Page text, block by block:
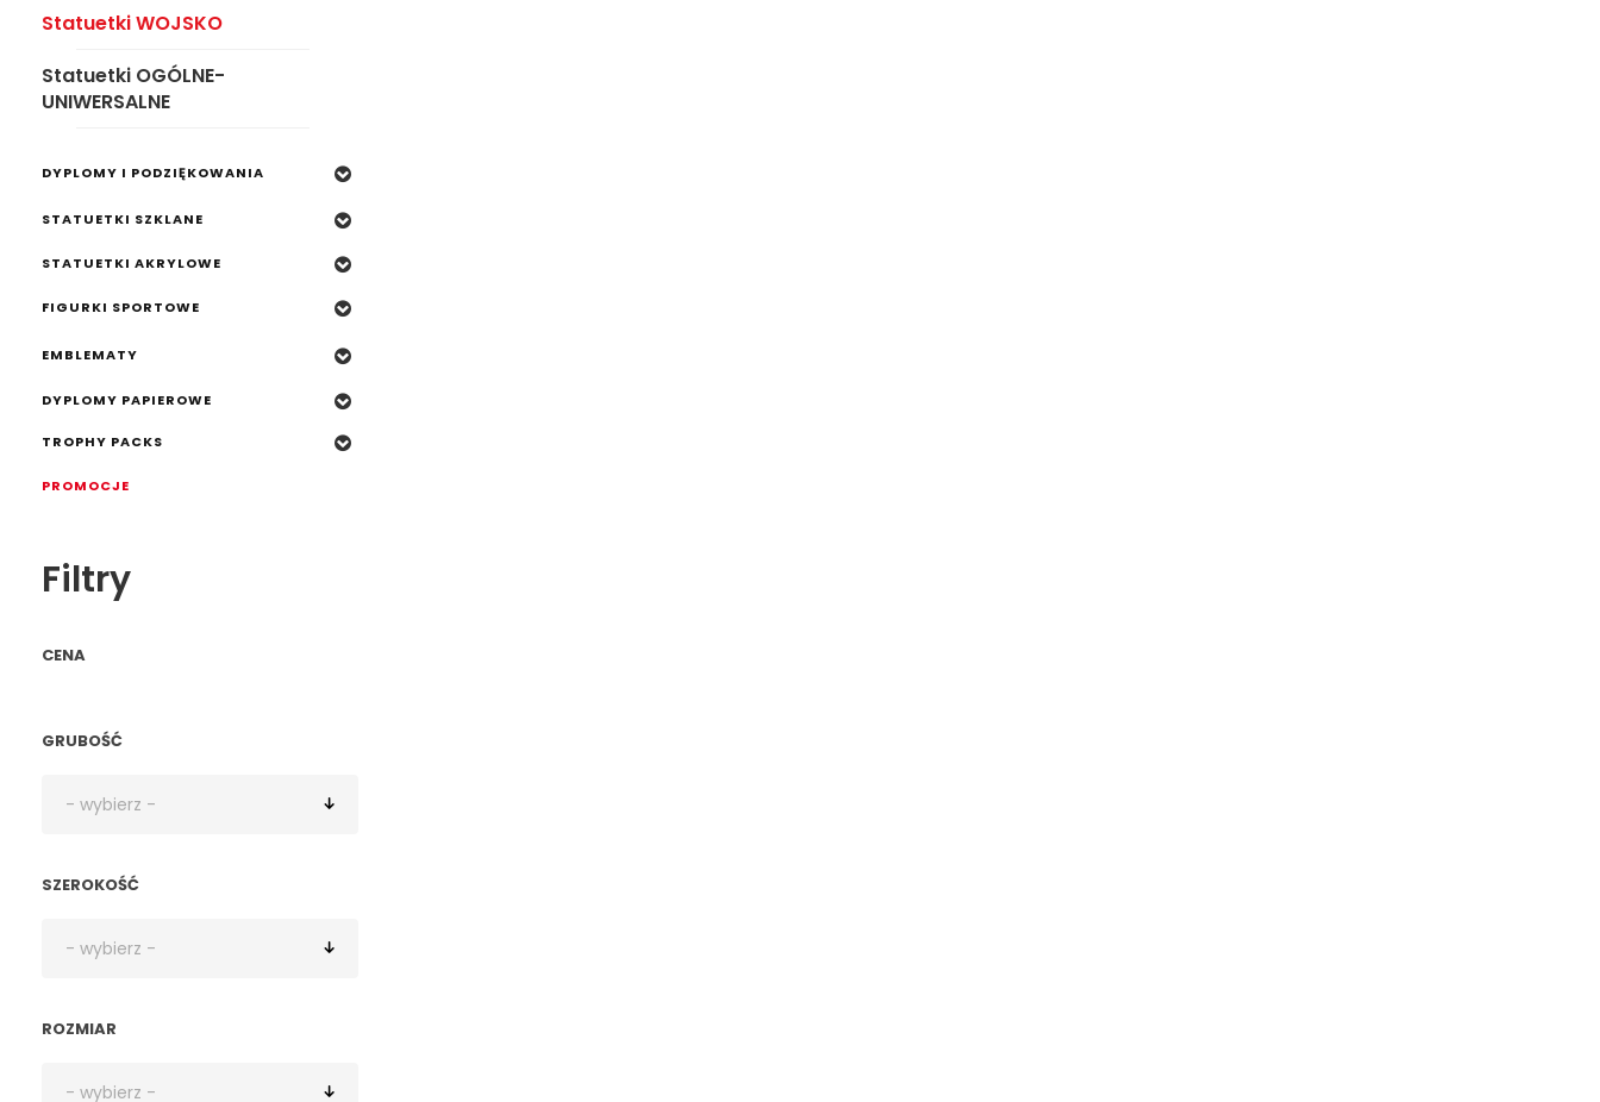
STATUETKI SZKLANE
FIGURKI SPORTOWE
EMBLEMATY
DYPLOMY PAPIEROWE
TROPHY PACKS
PROMOCJE
Statuetki WOJSKO
Statuetki OGÓLNE-
UNIWERSALNE
DYPLOMY I PODZIĘKOWANIA
STATUETKI SZKLANE
STATUETKI AKRYLOWE
FIGURKI SPORTOWE
EMBLEMATY
DYPLOMY PAPIEROWE
TROPHY PACKS
PROMOCJE
Filtry
CENA
GRUBOŚĆ
SZEROKOŚĆ
ROZMIAR